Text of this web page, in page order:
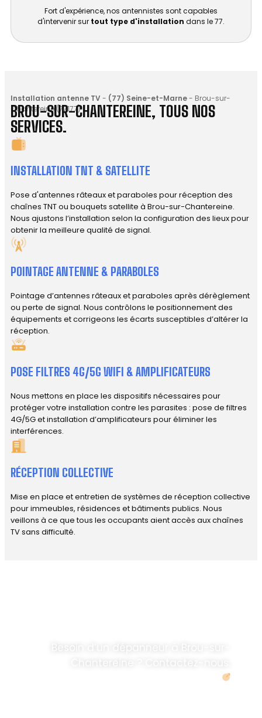
Fort d'expérience, nos antennistes sont capables
d'intervenir sur tout type d'installation dans le 77.
Installation antenne TV- (77) Seine-et-Marne- Brou-sur-
Chantereine (77177)
BROU-SUR-CHANTEREINE, TOUS NOS
SERVICES.
INSTALLATION TNT & SATELLITE
Pose d'antennes râteaux et paraboles pour réception des
chaînes TNT ou bouquets satellite à Brou-sur-Chantereine.
Nous ajustons l’installation selon la configuration des lieux pour
obtenir la meilleure qualité de signal.
POINTAGE ANTENNE & PARABOLES
Pointage d’antennes râteaux et paraboles après dérèglement
ou perte de signal. Nous contrôlons le positionnement des
équipements et corrigeons les écarts susceptibles d’altérer la
réception.
POSE FILTRES 4G/5G WIFI & AMPLIFICATEURS
Nous mettons en place les dispositifs nécessaires pour
protéger votre installation contre les parasites : pose de filtres
4G/5G et installation d’amplificateurs pour éliminer les
interférences.
RÉCEPTION COLLECTIVE
Mise en place et entretien de systèmes de réception collective
pour immeubles, résidences et bâtiments publics. Nous
veillons à ce que tous les occupants aient accès aux chaînes
TV sans difficulté.
Besoin d’un dépanneur à Brou-sur-